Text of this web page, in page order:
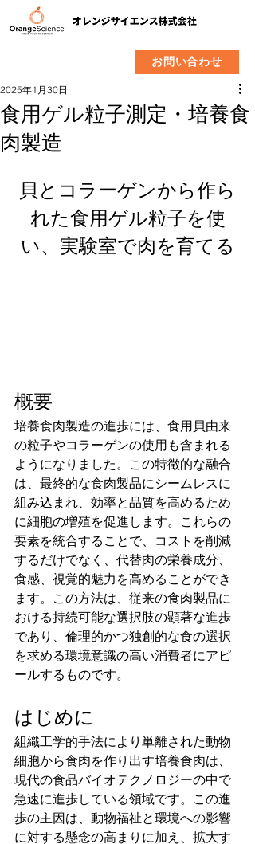
お問い合わせ
食用ゲル粒子測定・培養食
肉製造
2025年1月30日
貝とコラーゲンから作ら
れた食用ゲル粒子を使
い、実験室で肉を育てる
概要
培養食肉製造の進歩には、食用貝由来
の粒子やコラーゲンの使用も含まれる
ようになりました。この特徴的な融合
は、最終的な食肉製品にシームレスに
組み込まれ、効率と品質を高めるため
に細胞の増殖を促進します。これらの
要素を統合することで、コストを削減
するだけでなく、代替肉の栄養成分、
食感、視覚的魅力を高めることができ
ます。この方法は、従来の食肉製品に
おける持続可能な選択肢の顕著な進歩
であり、倫理的かつ独創的な食の選択
を求める環境意識の高い消費者にアピ
ールするものです。
はじめに
組織工学的手法により単離された動物
細胞から食肉を作り出す培養食肉は、
現代の食品バイオテクノロジーの中で
急速に進歩している領域です。この進
歩の主因は、動物福祉と環境への影響
に対する懸念の高まりに加え、拡大す